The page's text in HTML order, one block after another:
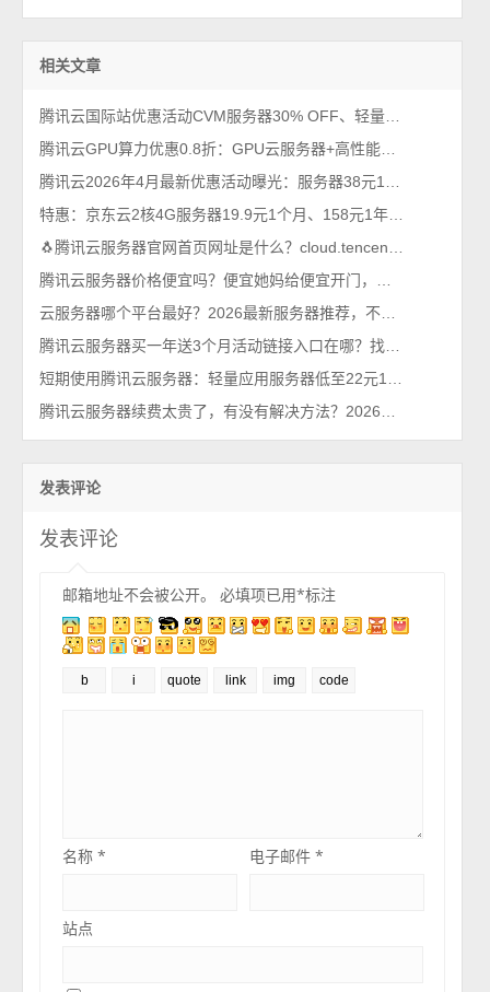
相关文章
腾讯云国际站优惠活动CVM服务器30% OFF、轻量Lighthouse 20% off
腾讯云GPU算力优惠0.8折：GPU云服务器+高性能应用服务HAI租赁价格
腾讯云2026年4月最新优惠活动曝光：服务器38元1年、Tokens超低价（手慢无）
特惠：京东云2核4G服务器19.9元1个月、158元1年、528元3年，5M带宽
🐧腾讯云服务器官网首页网址是什么？cloud.tencent.com
腾讯云服务器价格便宜吗？便宜她妈给便宜开门，便宜到家了
云服务器哪个平台最好？2026最新服务器推荐，不买亏系列！
腾讯云服务器买一年送3个月活动链接入口在哪？找到了，轻量和CVM都有
短期使用腾讯云服务器：轻量应用服务器低至22元1个月2026年最新
腾讯云服务器续费太贵了，有没有解决方法？2026年最新攻略
发表评论
发表评论
邮箱地址不会被公开。 必填项已用*标注
名称* 电子邮件*
站点